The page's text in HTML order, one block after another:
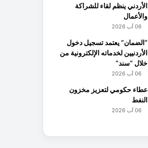
الأردني ينظم لقاء للشراكة
والأعمال
06 آب 2026
“الضمان” يعتمد تسجيل دخول
الأردنيين لخدماته الإلكترونية من
خلال “سند”
06 آب 2026
عطاء حكومي لتعزيز مخزون
النفط
06 آب 2026